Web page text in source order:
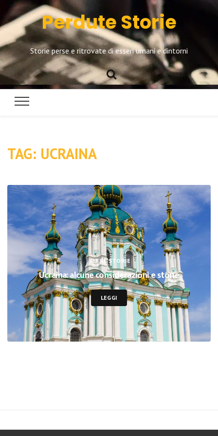
Perdute Storie
Storie perse e ritrovate di esseri umani e dintorni
TAG: UCRAINA
ALTRE STORIE
Ucraina: alcune considerazioni e storie
LEGGI